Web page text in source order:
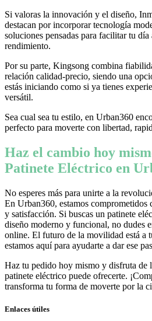
Si valoras la innovación y el diseño,
destacan por incorporar tecnología
soluciones pensadas para facilitar tu
rendimiento.
Por su parte, Kingsong combina
relación calidad-precio, siendo una
estás iniciando como si ya tienes
versátil.
Sea cual sea tu estilo, en Urban360
perfecto para moverte con libertad,
Haz el cambio hoy
Patinete Eléctrico en
No esperes más para unirte a la
En Urban360, estamos comprometidos
y satisfacción. Si buscas un patinete
diseño moderno y funcional, no dudes
online. El futuro de la movilidad está a
estamos aquí para ayudarte a dar ese
Haz tu pedido hoy mismo y disfruta de
patinete eléctrico puede ofrecerte.
transforma tu forma de moverte por la
Enlaces útiles